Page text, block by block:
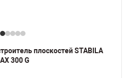
плоскостей STABILA
300 G